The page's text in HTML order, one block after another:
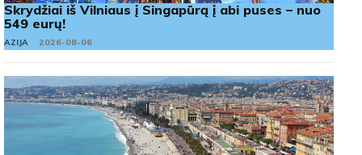
Skrydžiai iš Vilniaus į Singapūrą į abi puses – nuo
549 eurų!
AZIJA 2026-08-06